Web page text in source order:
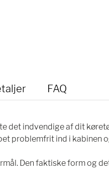
FAQ
det indvendige af dit
problemfrit ind i kabinen
Den faktiske form og